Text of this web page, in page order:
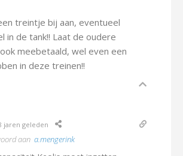
treintje bij aan, eventueel
in de tank!! Laat de oudere
meebetaald, wel even een
in deze treinen!!
jaren geleden
aan a.mengerink